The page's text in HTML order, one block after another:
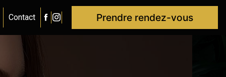
Contact Prendre rendez-vous